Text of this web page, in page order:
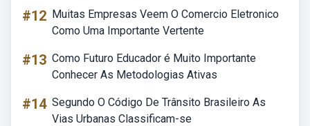
#12 Muitas Empresas Veem O Comercio Eletronico
Como Uma Importante Vertente
#13 Como Futuro Educador é Muito Importante
Conhecer As Metodologias Ativas
#14 Segundo O Código De Trânsito Brasileiro As
Vias Urbanas Classificam-se